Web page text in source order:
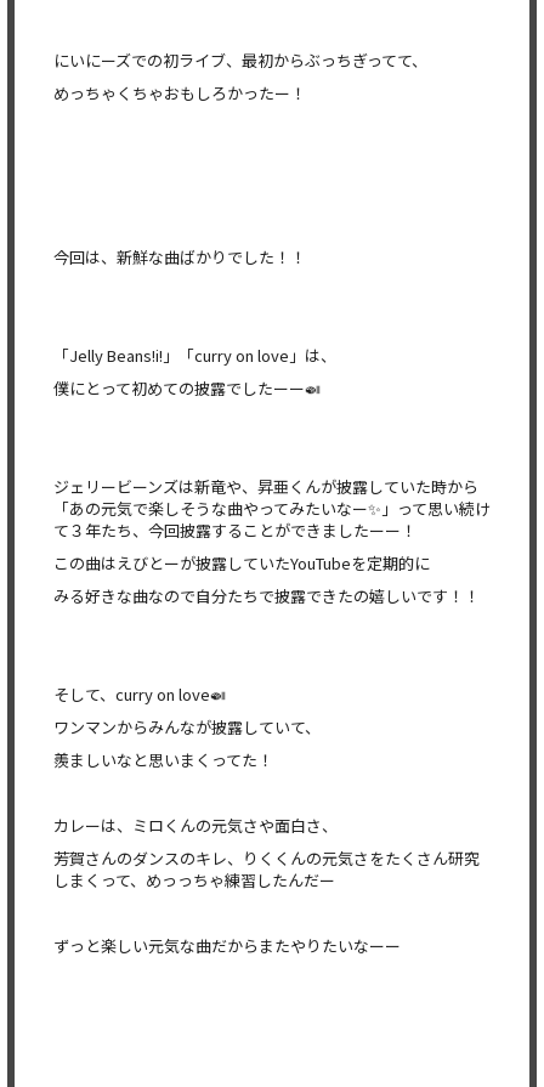
にいにーズでの初ライブ、最初からぶっちぎってて、
めっちゃくちゃおもしろかったー！
今回は、新鮮な曲ばかりでした！！
「Jelly Beans!i!」「curry on love」は、
僕にとって初めての披露でしたーー🍛
ジェリービーンズは新竜や、昇亜くんが披露していた時から
「あの元気で楽しそうな曲やってみたいなー✨」って思い続け
て３年たち、今回披露することができましたーー！
この曲はえびとーが披露していたYouTubeを定期的に
みる好きな曲なので自分たちで披露できたの嬉しいです！！
そして、curry on love🍛
ワンマンからみんなが披露していて、
羨ましいなと思いまくってた！
カレーは、ミロくんの元気さや面白さ、
芳賀さんのダンスのキレ、 りくくんの元気さをたくさん研究
しまくって、 めっっちゃ練習したんだー
ずっと楽しい元気な曲だからまたやりたいなーー